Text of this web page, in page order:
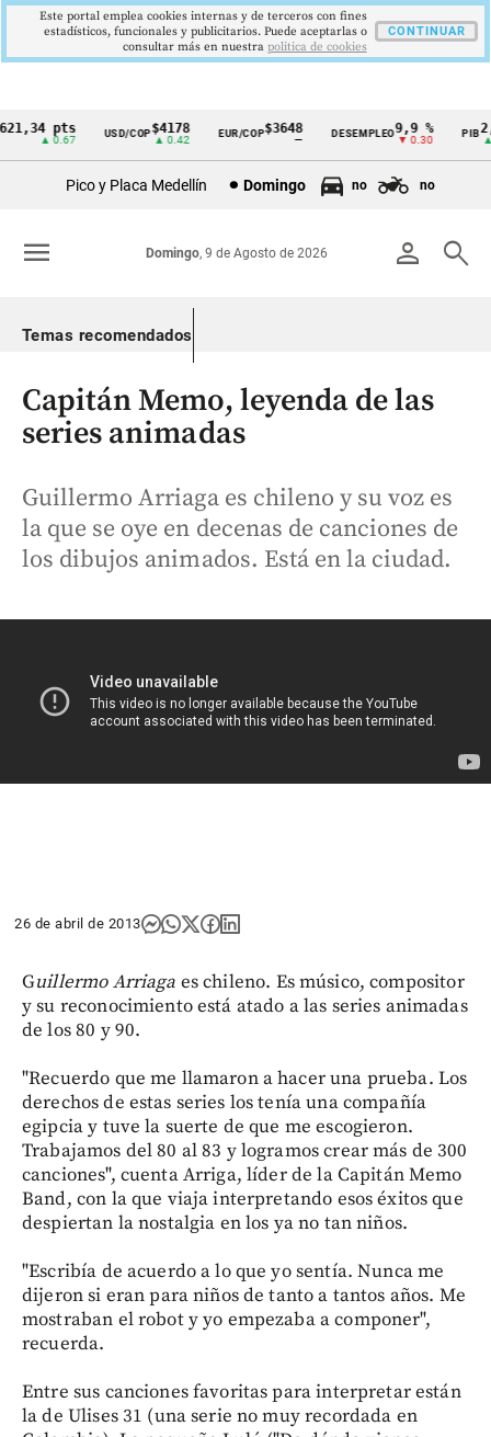
Cintillo
Colombia
pts
▲ 0.67
USD/COP$4178
▲ 0.42
EUR/COP$3648 DESEMPLEO 9,9 %
▼ 0.30
PIB2,8
▲
Pico y Placa Medellín Domingo no no
person search
Domingo, 9 de Agosto de 2026
menu
Temas recomendados
Capitán Memo, leyenda de las
series animadas
Guillermo Arriaga es chileno y su voz es
la que se oye en decenas de canciones de
los dibujos animados. Está en la ciudad.
26 de abril de 2013
Guillermo Arriaga es chileno. Es músico, compositor
y su reconocimiento está atado a las series animadas
de los 80 y 90.
"Recuerdo que me llamaron a hacer una prueba. Los
derechos de estas series los tenía una compañía
egipcia y tuve la suerte de que me escogieron.
Trabajamos del 80 al 83 y logramos crear más de 300
canciones", cuenta Arriga, líder de la Capitán Memo
Band, con la que viaja interpretando esos éxitos que
despiertan la nostalgia en los ya no tan niños.
"Escribía de acuerdo a lo que yo sentía. Nunca me
dijeron si eran para niños de tanto a tantos años. Me
mostraban el robot y yo empezaba a componer",
recuerda.
Entre sus canciones favoritas para interpretar están
la de Ulises 31 (una serie no muy recordada en
Este portal emplea cookies internas y de terceros con fines
estadísticos, funcionales y publicitarios. Puede aceptarlas o
consultar más en nuestra politica de cookies
CONTINUAR